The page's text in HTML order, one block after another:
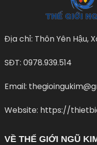
Địa chỉ: Thôn Yên Hậu,
SĐT: 0978.939.514
Email:
Website: https://
VỀ THẾ GIỚI NGŨ